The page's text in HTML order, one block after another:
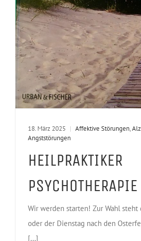
18. März 2025 | Affektive Störungen,
Angststörungen
HEILPRAKTIKER
PSYCHOTHERAPIE
Wir werden starten! Zur Wahl steht
oder der Dienstag nach den
[...]